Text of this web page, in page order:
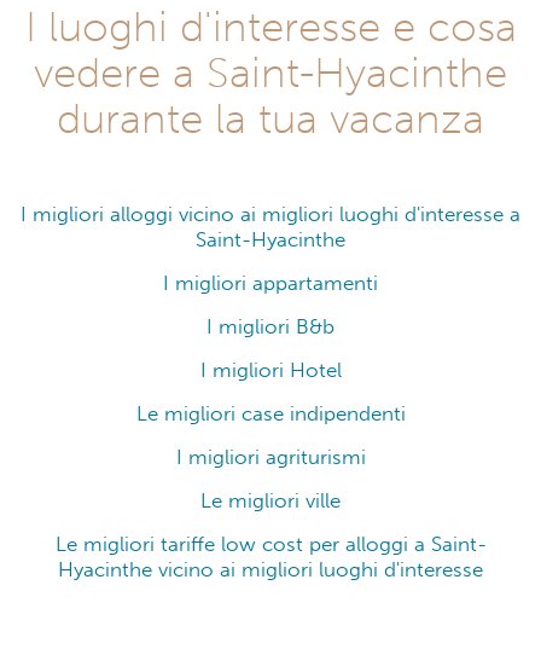
I luoghi d'interesse e cosa
vedere a Saint-Hyacinthe
durante la tua vacanza
I migliori alloggi vicino ai migliori luoghi d'interesse a
Saint-Hyacinthe
I migliori appartamenti
I migliori B&b
I migliori Hotel
Le migliori case indipendenti
I migliori agriturismi
Le migliori ville
Le migliori tariffe low cost per alloggi a Saint-
Hyacinthe vicino ai migliori luoghi d'interesse